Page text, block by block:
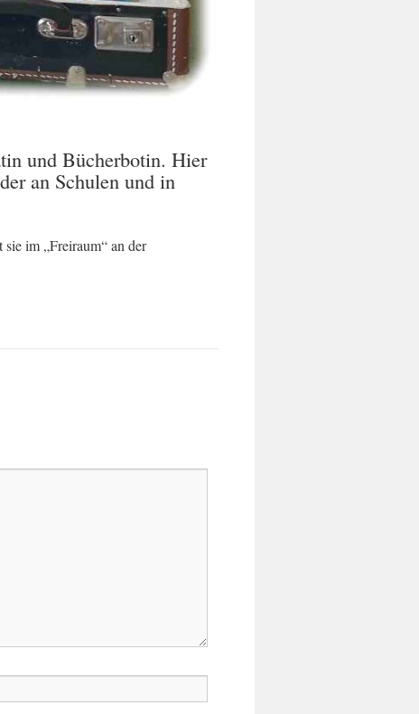
und Bücherbotin. Hier
an Schulen und in
im „Freiraum“ an der